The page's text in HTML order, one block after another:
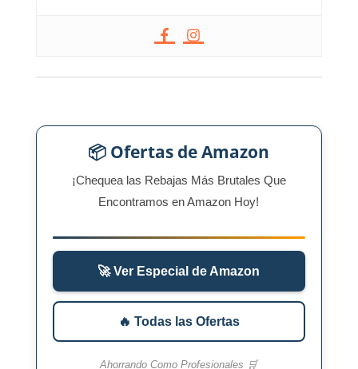
📦 Ofertas de Amazon
¡Chequea las Rebajas Más Brutales Que
Encontramos en Amazon Hoy!
🚀 Ver Especial de Amazon
🔥 Todas las Ofertas
Ahorrando Como Profesionales 🛒